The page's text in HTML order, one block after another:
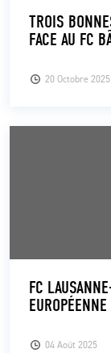
PRESSE ET MEDIAS
20 Octobre 2025
TROIS
FACE AU FC
04 Août 2025
FC